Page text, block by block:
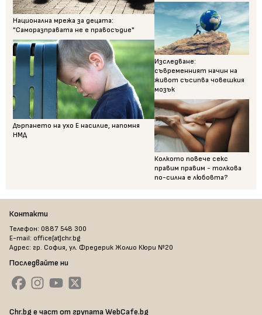
Национална мрежа за децата:
"Саморазправата не е правосъдие"
Дърпането на ухо Е насилие, напомня
НМД
Изследване:
съвременният начин на
живот съсипва човешкия
мозък
Колкото повече секс
правим правим - толкова
по-силна е любовта?
Контакти
Телефон: 0887 548 300
E-mail: office[at]chr.bg
Адрес: гр. София, ул. Фредерик Жолио Кюри №20
Последвайте ни
Chr.bg е част от групата WebCafe.bg